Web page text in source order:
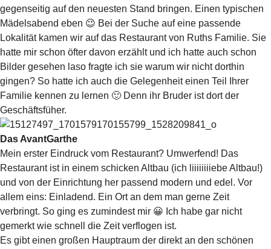
gegenseitig auf den neuesten Stand bringen. Einen typischen
Mädelsabend eben 😉 Bei der Suche auf eine passende
Lokalität kamen wir auf das Restaurant von Ruths Familie. Sie
hatte mir schon öfter davon erzählt und ich hatte auch schon
Bilder gesehen laso fragte ich sie warum wir nicht dorthin
gingen? So hatte ich auch die Gelegenheit einen Teil Ihrer
Familie kennen zu lernen 🙂 Denn ihr Bruder ist dort der
Geschäftsfüher.
Das AvantGarthe
Mein erster Eindruck vom Restaurant? Umwerfend! Das
Restaurant ist in einem schicken Altbau (ich liiiiiiiiebe Altbau!)
und von der Einrichtung her passend modern und edel. Vor
allem eins: Einladend. Ein Ort an dem man gerne Zeit
verbringt. So ging es zumindest mir 😀 Ich habe gar nicht
gemerkt wie schnell die Zeit verflogen ist.
Es gibt einen großen Hauptraum der direkt an den schönen